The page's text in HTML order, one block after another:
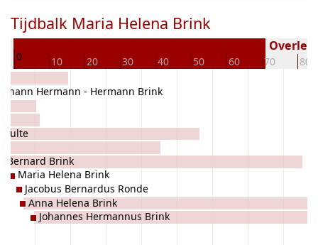
Tijdbalk Maria Helena Brink
0 10 20 30 40 50 60 70 80
Johann Hermann - Hermann Brink
Bernard Brink
Maria Helena Brink
Jacobus Bernardus Ronde
Anna Helena Brink
Johannes Hermannus Brink